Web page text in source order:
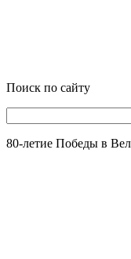
Поиск по сайту
80-летие Победы в